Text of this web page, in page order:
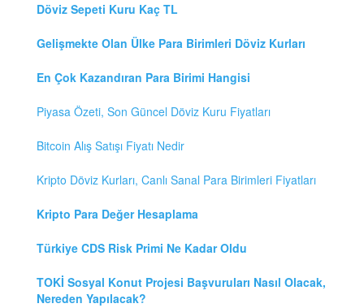
Döviz Sepeti Kuru Kaç TL
Gelişmekte Olan Ülke Para Birimleri Döviz Kurları
En Çok Kazandıran Para Birimi Hangisi
Piyasa Özeti, Son Güncel Döviz Kuru Fiyatları
Bitcoin Alış Satışı Fiyatı Nedir
Kripto Döviz Kurları, Canlı Sanal Para Birimleri Fiyatları
Kripto Para Değer Hesaplama
Türkiye CDS Risk Primi Ne Kadar Oldu
TOKİ Sosyal Konut Projesi Başvuruları Nasıl Olacak,
Nereden Yapılacak?